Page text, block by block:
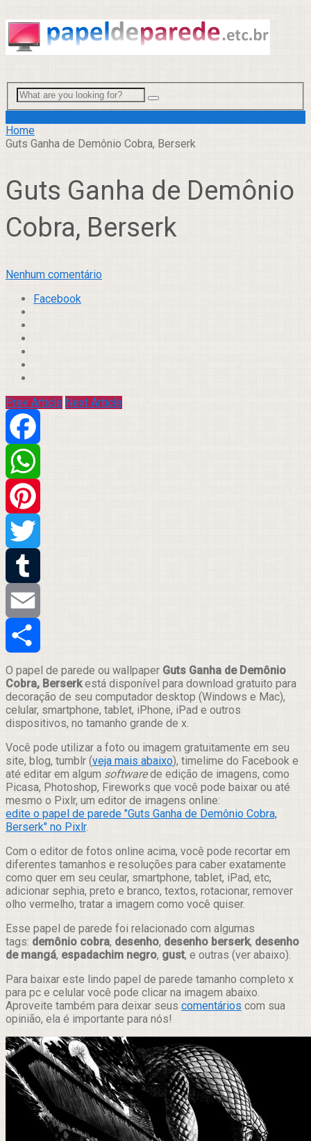
Home
Guts Ganha de Demônio Cobra, Berserk
Guts Ganha de Demônio
Cobra, Berserk
Nenhum comentário
Facebook
Prev Article Next Article
Facebook
WhatsApp
Pinterest
Twitter
Tumblr
Email
Compartilhar
O papel de parede ou wallpaper Guts Ganha de Demônio
Cobra, Berserkestá disponível para download gratuito para
decoração de seu computador desktop (Windows e Mac),
celular, smartphone, tablet, iPhone, iPad e outros
dispositivos, no tamanho grande de x.
Você pode utilizar a foto ou imagem gratuitamente em seu
site, blog, tumblr (veja mais abaixo), timelime do Facebook e
até editar em algum softwarede edição de imagens, como
Picasa, Photoshop, Fireworks que você pode baixar ou até
mesmo o Pixlr, um editor de imagens online:
edite o papel de parede "Guts Ganha de Demônio Cobra,
Berserk" no Pixlr.
Com o editor de fotos online acima, você pode recortar em
diferentes tamanhos e resoluções para caber exatamente
como quer em seu ceular, smartphone, tablet, iPad, etc,
adicionar sephia, preto e branco, textos, rotacionar, remover
olho vermelho, tratar a imagem como você quiser.
Esse papel de parede foi relacionado com algumas
tags: demônio cobra, desenho, desenho berserk, desenho
de mangá, espadachim negro, gust, e outras (ver abaixo).
Para baixar este lindo papel de parede tamanho completo x
para pc e celular você pode clicar na imagem abaixo.
Aproveite também para deixar seus comentários com sua
opinião, ela é importante para nós!